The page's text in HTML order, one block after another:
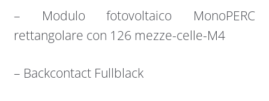
– Modulo fotovoltaico MonoPERC
rettangolare con 126 mezze-celle-M4
– Backcontact Fullblack